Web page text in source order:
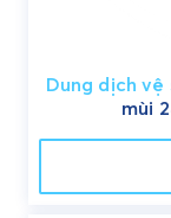
Dung dịch vệ
mùi